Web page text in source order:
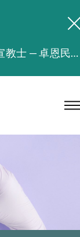
缅怀播道医院创院宣教士 — 卓恩民医生香港追思会
本院在暴雨或台风警告信号 (包括黑色暴雨及8号或以上热带气旋警告信号) 下，仍会维持有限度服务。如有查询，可致电2711 5222。
播道医院手机App已推出查阅病歷记录及求诊资料功能，请即下载